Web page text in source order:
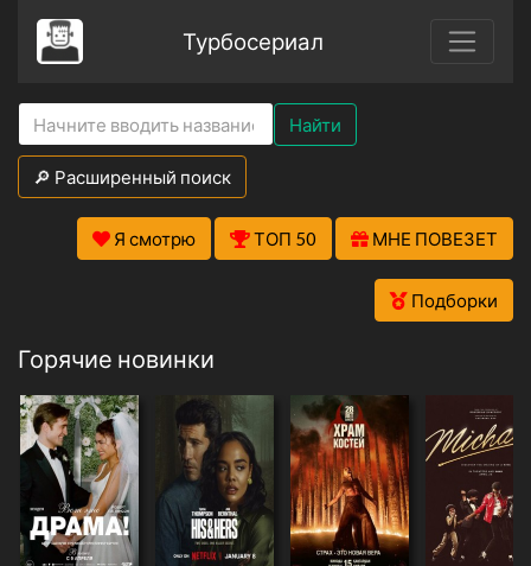
Турбосериал
Найти
🔎 Расширенный поиск
Я смотрю ТОП 50 МНЕ ПОВЕЗЕТ
Подборки
Горячие новинки